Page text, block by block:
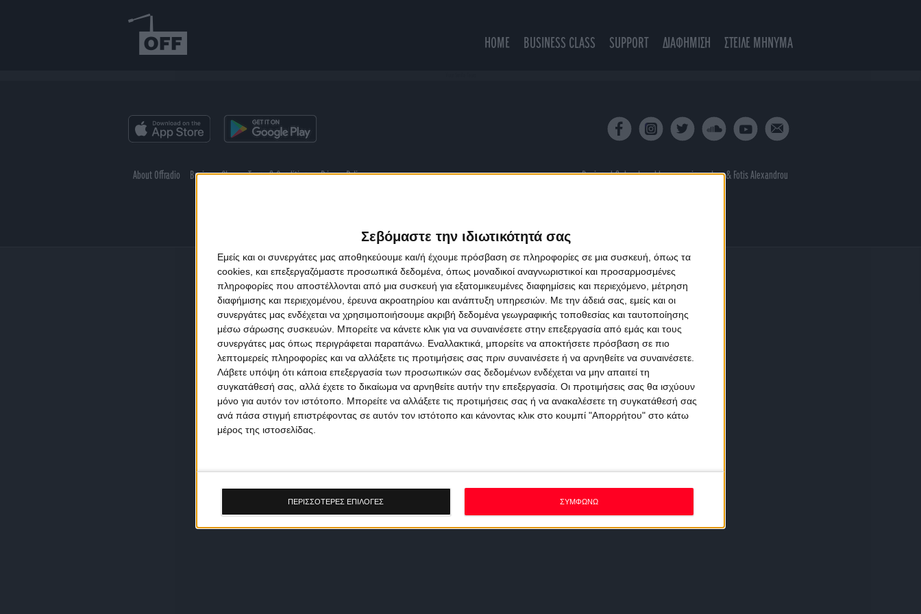
Σεβόμαστε την ιδιωτικότητά σας
Εμείς και οι συνεργάτες μας αποθηκεύουμε και/ή έχουμε πρόσβαση σε πληροφορίες σε μια συσκευή, όπως τα
cookies, και επεξεργαζόμαστε προσωπικά δεδομένα, όπως μοναδικοί αναγνωριστικοί και προσαρμοσμένες
πληροφορίες που αποστέλλονται από μια συσκευή για εξατομικευμένες διαφημίσεις και περιεχόμενο, μέτρηση
διαφήμισης και περιεχομένου, έρευνα ακροατηρίου και ανάπτυξη υπηρεσιών. Με την άδειά σας, εμείς και οι
συνεργάτες μας ενδέχεται να χρησιμοποιήσουμε ακριβή δεδομένα γεωγραφικής τοποθεσίας και ταυτοποίησης
μέσω σάρωσης συσκευών. Μπορείτε να κάνετε κλικ για να συναινέσετε στην επεξεργασία από εμάς και τους
συνεργάτες μας όπως περιγράφεται παραπάνω. Εναλλακτικά, μπορείτε να αποκτήσετε πρόσβαση σε πιο
λεπτομερείς πληροφορίες και να αλλάξετε τις προτιμήσεις σας πριν συναινέσετε ή να αρνηθείτε να συναινέσετε.
Λάβετε υπόψη ότι κάποια επεξεργασία των προσωπικών σας δεδομένων ενδέχεται να μην απαιτεί τη
συγκατάθεσή σας, αλλά έχετε το δικαίωμα να αρνηθείτε αυτήν την επεξεργασία. Οι προτιμήσεις σας θα ισχύουν
μόνο για αυτόν τον ιστότοπο. Μπορείτε να αλλάξετε τις προτιμήσεις σας ή να ανακαλέσετε τη συγκατάθεσή σας
ανά πάσα στιγμή επιστρέφοντας σε αυτόν τον ιστότοπο και κάνοντας κλικ στο κουμπί "Απορρήτου" στο κάτω
μέρος της ιστοσελίδας.
ΠΕΡΙΣΣΟΤΕΡΕΣ ΕΠΙΛΟΓΕΣ ΣΥΜΦΩΝΩ
HOME BUSINESS CLASS SUPPORT ΔΙΑΦΗΜΙΣΗ ΣΤΕΙΛΕ ΜΗΝΥΜΑ
About Offradio Business Class Terms & Conditions Privacy Policy Designed & developed byporcupine colors& Fotis Alexandrou